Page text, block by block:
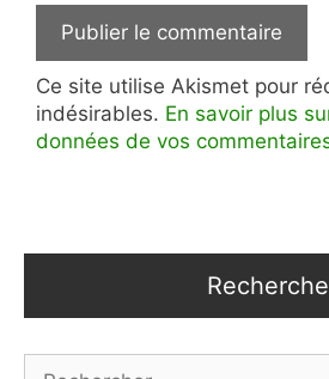
Ce site utilise Akismet pour
indésirables. En savoir plus
données de vos
Recherche